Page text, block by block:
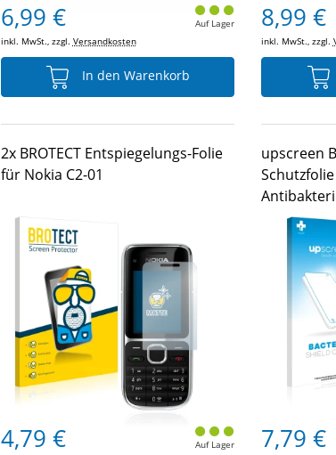
6,99 €
inkl. MwSt., zzgl. Versandkosten
Auf Lager
In den Warenkorb
8,99 €
inkl. MwSt., zzgl.
2x BROTECT Entspiegelungs-Folie
für Nokia C2-01
4,79 € Auf Lager
upscreen
7,79 €